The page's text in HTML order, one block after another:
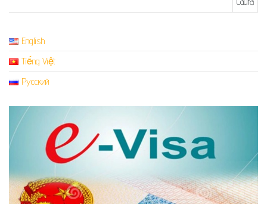
English
Tiếng Việt
Русский